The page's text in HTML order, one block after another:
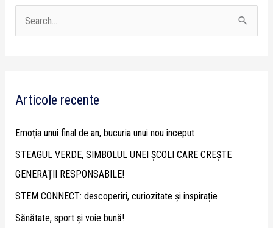
c
o
r
:
Articole recente
Emoția unui final de an, bucuria unui nou început
STEAGUL VERDE, SIMBOLUL UNEI ȘCOLI CARE CREȘTE
GENERAȚII RESPONSABILE!
STEM CONNECT: descoperiri, curiozitate și inspirație
Sănătate, sport și voie bună!